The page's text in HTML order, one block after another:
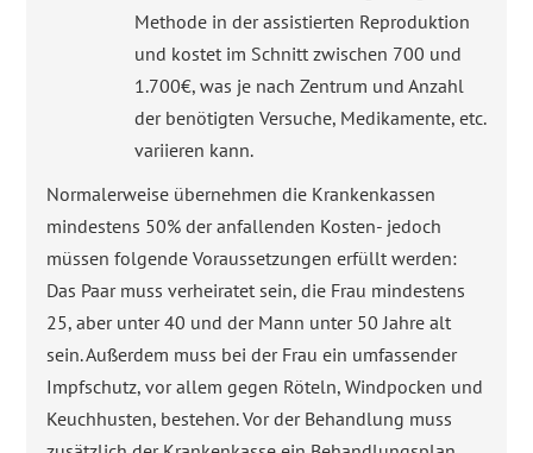
Methode in der assistierten Reproduktion
und kostet im Schnitt zwischen 700 und
1.700€, was je nach Zentrum und Anzahl
der benötigten Versuche, Medikamente, etc.
variieren kann.
Normalerweise übernehmen die Krankenkassen
mindestens 50% der anfallenden Kosten- jedoch
müssen folgende Voraussetzungen erfüllt werden:
Das Paar muss verheiratet sein, die Frau mindestens
25, aber unter 40 und der Mann unter 50 Jahre alt
sein. Außerdem muss bei der Frau ein umfassender
Impfschutz, vor allem gegen Röteln, Windpocken und
Keuchhusten, bestehen. Vor der Behandlung muss